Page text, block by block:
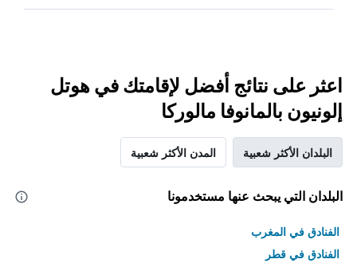
اعثر على نتائج أفضل لإقامتك في هوتل
إلونيون بالمانوفا مالوركا
البلدان الأكثر شعبية المدن الأكثر شعبية
البلدان التي يبحث عنها مستخدمونا
الفنادق في المغرب
الفنادق في قطر